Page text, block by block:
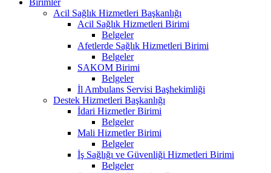
Acil Sağlık Hizmetleri Başkanlığı
Acil Sağlık Hizmetleri Birimi
Belgeler
Afetlerde Sağlık Hizmetleri Birimi
Belgeler
SAKOM Birimi
Belgeler
İl Ambulans Servisi Başhekimliği
Destek Hizmetleri Başkanlığı
İdari Hizmetler Birimi
Belgeler
Mali Hizmetler Birimi
Belgeler
İş Sağlığı ve Güvenliği Hizmetleri Birimi
Belgeler